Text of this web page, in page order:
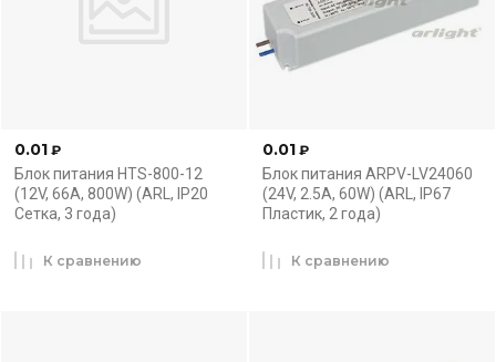
0.01 ₽
Блок питания HTS-800-12
(12V, 66A, 800W) (ARL, IP20
Сетка, 3 года)
К сравнению
0.01 ₽
Блок питания ARPV-LV24060
(24V, 2.5A, 60W) (ARL, IP67
Пластик, 2 года)
К сравнению